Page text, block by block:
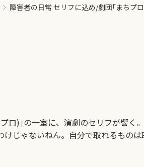
障害者の日常 セリフに込め/劇団｢まちプ
ロ)｣の一室に、演劇のセリフが響く
じゃないねん。自分で取れるものは